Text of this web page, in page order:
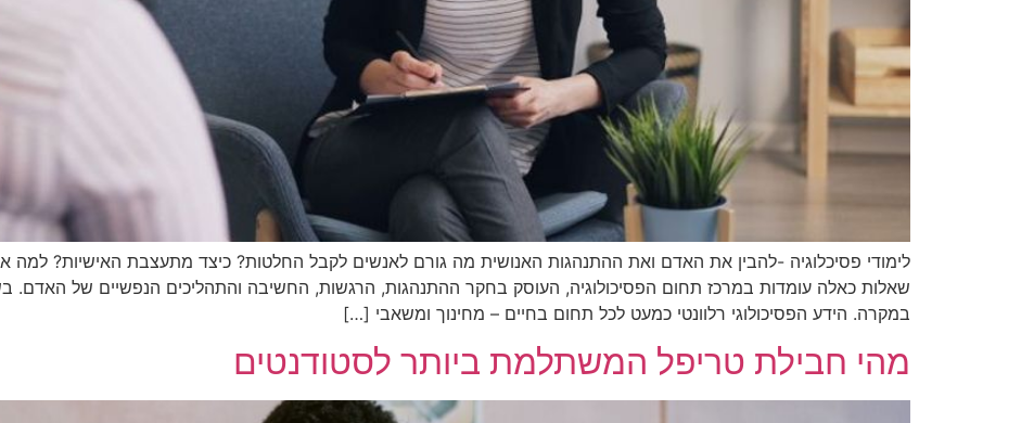
לימודי פסיכלוגיה -להבין את האדם ואת ההתנהגות האנושית מה גורם לאנשים לקבל החלטות? כיצד מתעצבת האישיות? למה
שאלות כאלה עומדות במרכז תחום הפסיכולוגיה, העוסק בחקר ההתנהגות, הרגשות, החשיבה והתהליכים הנפשיים של האדם.
במקרה. הידע הפסיכולוגי רלוונטי כמעט לכל תחום בחיים – מחינוך ומשאבי […]
מהי חבילת טריפל המשתלמת ביותר לסטודנטים